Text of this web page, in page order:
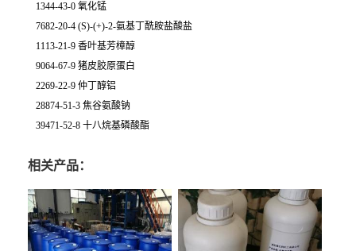
1344-43-0 氧化锰
7682-20-4 (S)-(+)-2-氨基丁酰胺盐酸盐
1113-21-9 香叶基芳樟醇
9064-67-9 猪皮胶原蛋白
2269-22-9 仲丁醇铝
28874-51-3 焦谷氨酸钠
39471-52-8 十八烷基磷酸酯
相关产品：